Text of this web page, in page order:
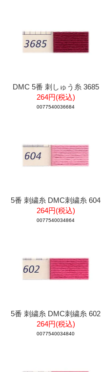
DMC 5番 刺しゅう糸 3685
264円(税込)
0077540036684
5番 刺繍糸 DMC刺繍糸 604
264円(税込)
0077540034864
5番 刺繍糸 DMC刺繍糸 602
264円(税込)
0077540034840